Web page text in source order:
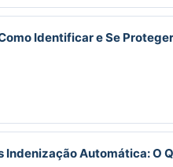
Identificar e Se
Indenização Automática: O